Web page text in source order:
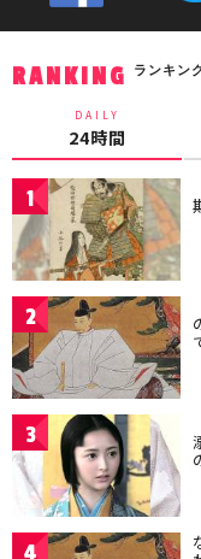
RANKING ランキン
DAILY
24時間
1
2
3
4